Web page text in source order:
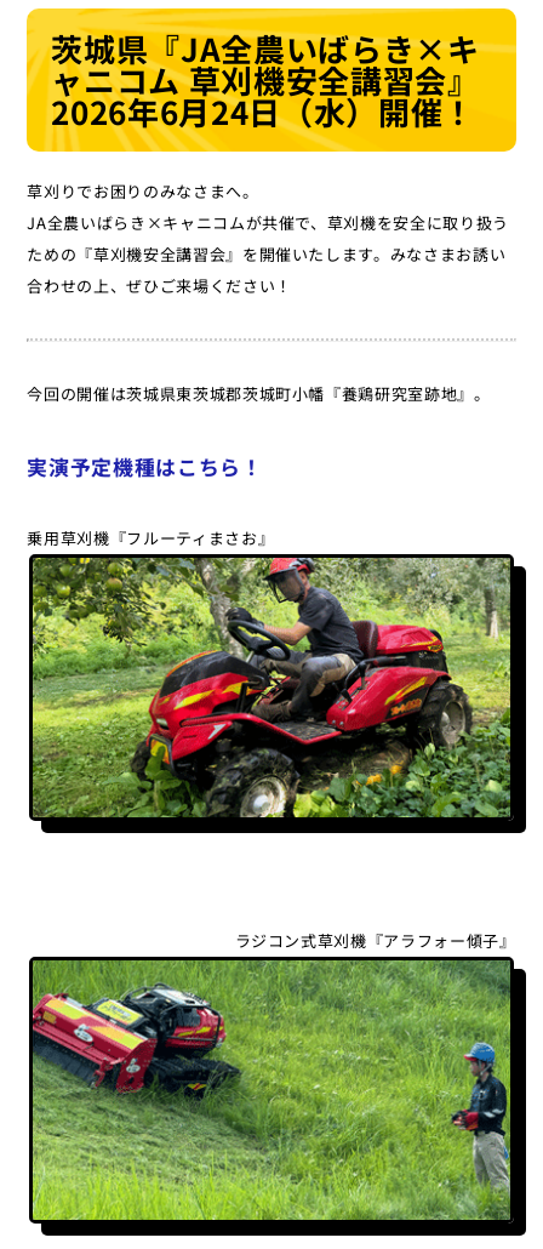
茨城県『JA全農いばらき×キ
ャニコム 草刈機安全講習会』
2026年6月24日（水）開催！
草刈りでお困りのみなさまへ。
JA全農いばらき×キャニコムが共催で、草刈機を安全に取り扱う
ための『草刈機安全講習会』を開催いたします。みなさまお誘い
合わせの上、ぜひご来場ください！
今回の開催は茨城県東茨城郡茨城町小幡『養鶏研究室跡地』。
実演予定機種はこちら！
乗用草刈機『フルーティまさお』
ラジコン式草刈機『アラフォー傾子』